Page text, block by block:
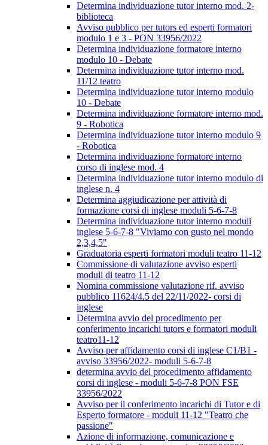
Determina individuazione tutor interno mod. 2-
biblioteca
Avviso pubblico per tutors ed esperti formatori
modulo 1 e 3 - PON 33956/2022
Determina individuazione formatore interno
modulo 10 - Debate
Determina individuazione tutor interno mod.
11/12 teatro
Determina individuazione tutor interno modulo
10 - Debate
Determina individuazione formatore interno mod.
9 - Robotica
Determina individuazione tutor interno modulo 9
- Robotica
Determina individuazione formatore interno
corso di inglese mod. 4
Determina individuazione tutor interno modulo di
inglese n. 4
Determina aggiudicazione per attività di
formazione corsi di inglese moduli 5-6-7-8
Determina individuazione tutor interno moduli
inglese 5-6-7-8 "Viviamo con gusto nel mondo
2,3,4,5"
Graduatoria esperti formatori moduli teatro 11-12
Commissione di valutazione avviso esperti
moduli di teatro 11-12
Nomina commissione valutazione rif. avviso
pubblico 11624/4.5 del 22/11/2022- corsi di
inglese
Determina avvio del procedimento per
conferimento incarichi tutors e formatori moduli
teatro11-12
Avviso per affidamento corsi di inglese C1/B1 -
avviso 33956/2022- moduli 5-6-7-8
determina avvio del procedimento affidamento
corsi di inglese - moduli 5-6-7-8 PON FSE
33956/2022
Avviso per il conferimento incarichi di Tutor e di
Esperto formatore - moduli 11-12 "Teatro che
passione"
Azione di informazione, comunicazione e